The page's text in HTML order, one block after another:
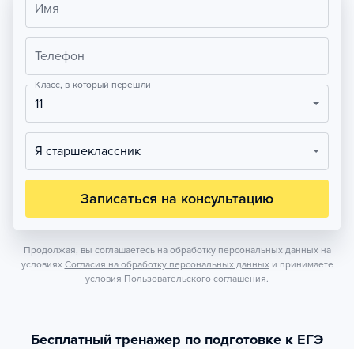
Имя
Телефон
Класс, в который перешли
11
Я старшеклассник
Записаться на консультацию
Продолжая, вы соглашаетесь на обработку персональных данных на
условиях Согласия на обработку персональных данных и принимаете
условия Пользовательского соглашения.
Бесплатный тренажер по подготовке к ЕГЭ